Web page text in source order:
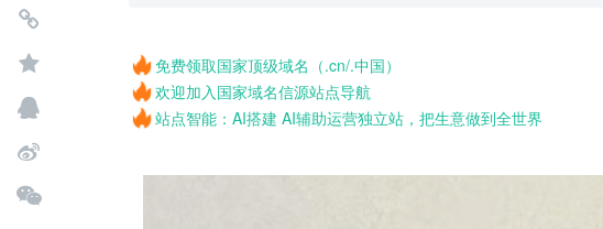
免费领取国家顶级域名（.cn/.中国）
欢迎加入国家域名信源站点导航
站点智能：AI搭建 AI辅助运营独立站，把生意做到全世界